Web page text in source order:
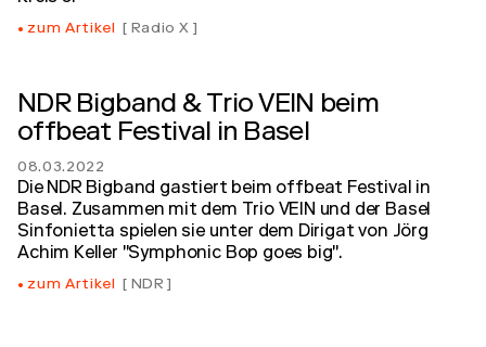
zum Artikel Radio X
NDR Bigband & Trio VEIN beim
offbeat Festival in Basel
08.03.2022
Die NDR Bigband gastiert beim offbeat Festival in
Basel. Zusammen mit dem Trio VEIN und der Basel
Sinfonietta spielen sie unter dem Dirigat von Jörg
Achim Keller "Symphonic Bop goes big".
zum Artikel NDR